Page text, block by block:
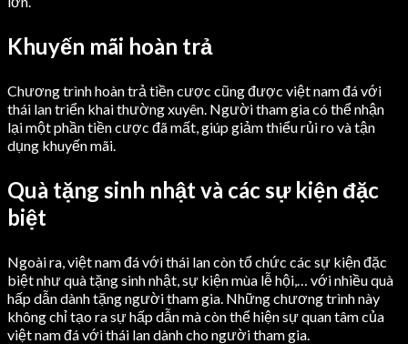
Khuyến mãi hoàn trả
Chương trình hoàn trả tiền cược cũng được việt nam đá với
thái lan triển khai thường xuyên. Người tham gia có thể nhận
lại một phần tiền cược đã mất, giúp giảm thiểu rủi ro và tận
dụng khuyến mãi.
Quà tặng sinh nhật và các sự kiện đặc
biệt
Ngoài ra, việt nam đá với thái lan còn tổ chức các sự kiện đặc
biệt như quà tặng sinh nhật, sự kiện mùa lễ hội,… với nhiều quà
hấp dẫn dành tặng người tham gia. Những chương trình này
không chỉ tạo ra sự hấp dẫn mà còn thể hiện sự quan tâm của
việt nam đá với thái lan dành cho người tham gia.